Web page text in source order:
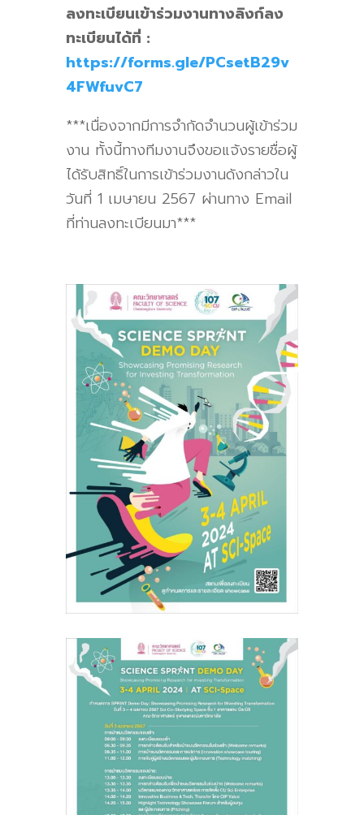
ลงทะเบียนเข้าร่วมงานทางลิงก์ลง
ทะเบียนได้ที่ :
https://forms.gle/PCsetB29v
4FWfuvC7
***เนื่องจากมีการจำกัดจำนวนผู้เข้าร่วม
งาน ทั้งนี้ทางทีมงานจึงขอแจ้งรายชื่อผู้
ได้รับสิทธิ์ในการเข้าร่วมงานดังกล่าวใน
วันที่ 1 เมษายน 2567 ผ่านทาง Email
ที่ท่านลงทะเบียนมา***